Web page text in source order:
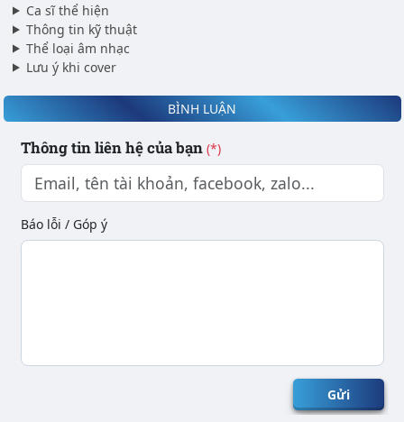
Ca sĩ thể hiện
Thông tin kỹ thuật
Thể loại âm nhạc
Lưu ý khi cover
BÌNH LUẬN
Thông tin liên hệ của bạn (*)
Báo lỗi / Góp ý
Gửi